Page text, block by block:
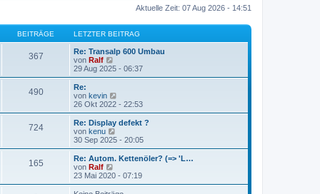
Aktuelle Zeit: 07 Aug 2026 - 14:51
BEITRÄGE LETZTER BEITRAG
367
Re: Transalp 600 Umbau
von Ralf
e
u
s
t
B
e
i
r
g
29 Aug 2025 - 06:37
490
Re:
von kevin
e
u
e
r
B
26 Okt 2022 - 22:53
724
Re: Display defekt ?
von kenu
e
u
e
30 Sep 2025 - 20:05
165
Re: Autom. Kettenöler? (=> 'L…
von Ralf
e
u
e
23 Mai 2020 - 07:19